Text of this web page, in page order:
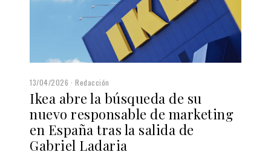
13/04/2026 Redacción
Ikea abre la búsqueda de su
nuevo responsable de marketing
en España tras la salida de
Gabriel Ladaria